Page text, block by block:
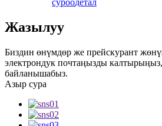
суроодетал
Жазылуу
Биздин өнүмдөр же прейскурант
электрондук почтаңызды
байланышабыз.
Азыр сура